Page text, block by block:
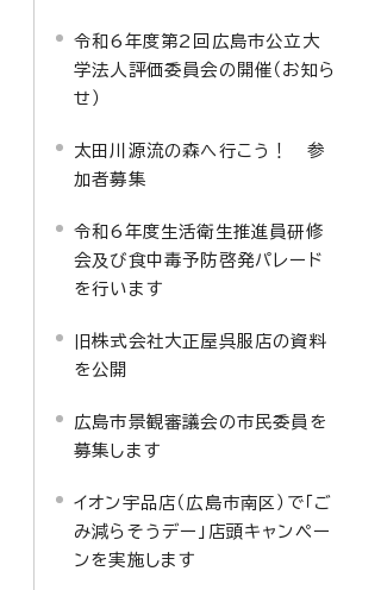
令和6年度第2回広島市公立大
学法人評価委員会の開催（お知ら
せ）
太田川源流の森へ行こう！ 参
加者募集
令和6年度生活衛生推進員研修
会及び食中毒予防啓発パレード
を行います
旧株式会社大正屋呉服店の資料
を公開
広島市景観審議会の市民委員を
募集します
イオン宇品店（広島市南区）で「ご
み減らそうデー」店頭キャンペー
ンを実施します